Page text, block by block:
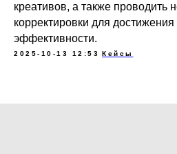
креативов, а также проводить
корректировки для
эффективности.
2025-10-13 12:53 Кейсы